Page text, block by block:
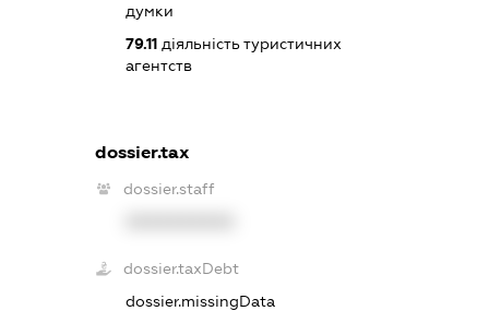
думки
79.11діяльність туристичних
агентств
dossier.tax
dossier.staff
dossier.taxDebt
dossier.missingData